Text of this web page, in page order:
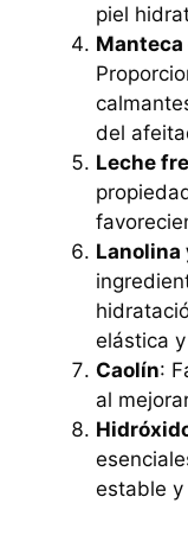
piel
Manteca
del
Leche
Lanolina
elástica
Caolín:
al
estable